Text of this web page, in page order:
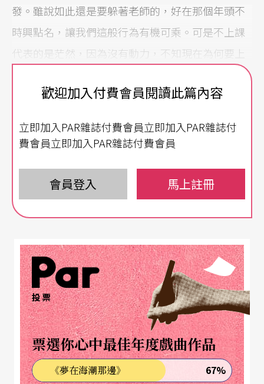
發。雖說如此還是要躲著老師的，好在那個年頭不
時興點名，讓我們這般行為有機可乘。可是不上課
代表的是茫然，因為沒有動力，不知現在為何要上
課，以及上了課將來要做什麼用。日子就這般一天
一天地過了。
有一天，春暖花開，陽明山花季的杜鵑在每一個角
落含笑綻放，還是有點斜的陽光映得花叢閃閃發亮
分外迷人。那天心情被引動得愉悅起來，想想好久
沒去上課了，今天姑且去看看同學、動動身體。翻
箱倒地找出最昂貴平常捨不得穿的舞衣，將頭髮的
說「罕行喔！」（台語難得來的意思），我自己也
覺得滿心得意。
一堂找回自己身體的舞蹈課
開始上課，從第一個動作組合的下半段就開始出問
題了。首先是我的功退得厲害，肌肉根本沒力，柔
歡迎加入付費會員閱讀此篇內容
立即加入PAR雜誌付費會員立即加入PAR雜誌付
費會員立即加入PAR雜誌付費會員
會員登入 馬上註冊
投票
票選你心中最佳年度戲曲作品
《夢在海潮那邊》 67%